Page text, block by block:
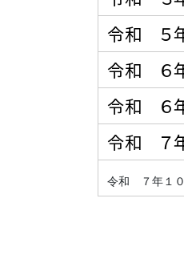
令和 ５
令和 ６
令和 ６
令和 ７
令和 ７年１